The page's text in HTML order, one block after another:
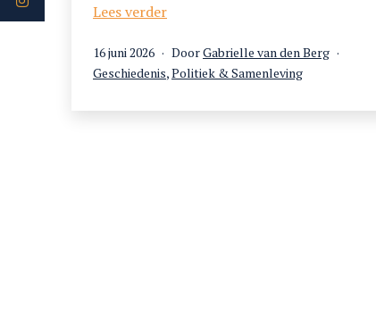
Lees verderNizami Aruzi’s Chahar Maqala en
legendarische
geneesheer Ibn Sina
Gepubliceerd
op
16 juni 2026 DoorGabrielle van den Berg
Gecategoriseerd
Geschiedenis,Politiek & Samenleving